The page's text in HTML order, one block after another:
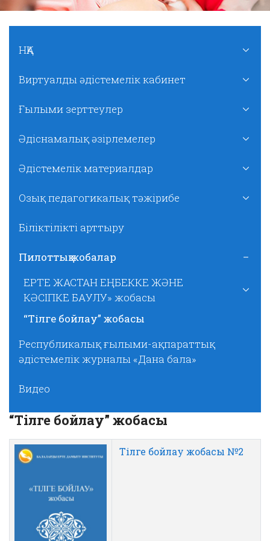
НҚА
Виртуалды әдістемелік кабинет
Ғылыми зерттеулер
Әдіснамалық әзірлемелер
Әдістемелік материалдар
Озық педагогикалық тәжірибе
Біліктілікті арттыру
Пилоттық жобалар
ЕРТЕ ЖАСТАН ЕҢБЕККЕ ЖӘНЕ
КӘСІПКЕ БАУЛУ» жобасы
“Тілге бойлау” жобасы
Республикалық ғылыми-ақпараттық
әдістемелік журналы «Дана бала»
Видео
“Тілге бойлау” жобасы
Тілге бойлау жобасы №2